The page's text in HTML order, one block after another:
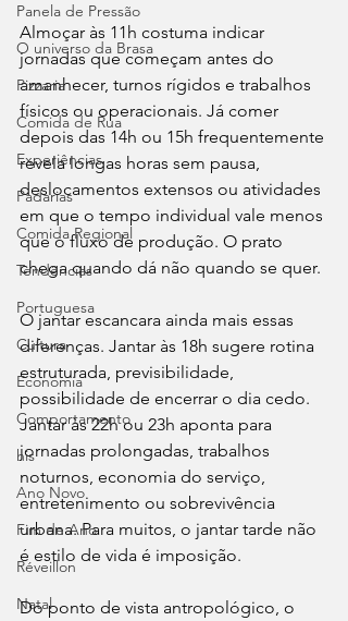
Panela de Pressão
O universo da Brasa
Pizzaria
Comida de Rua
Experiências
Padarias
Comida Regional
Tendências
Portuguesa
Cultura
Economia
Comportamento
his
Ano Novo
Fim de Ano
Réveillon
Natal
Almoçar às 11h costuma indicar
jornadas que começam antes do
amanhecer, turnos rígidos e trabalhos
físicos ou operacionais. Já comer
depois das 14h ou 15h frequentemente
revela longas horas sem pausa,
deslocamentos extensos ou atividades
em que o tempo individual vale menos
que o fluxo de produção. O prato
chega quando dá não quando se quer.
O jantar escancara ainda mais essas
diferenças. Jantar às 18h sugere rotina
estruturada, previsibilidade,
possibilidade de encerrar o dia cedo.
Jantar às 22h ou 23h aponta para
jornadas prolongadas, trabalhos
noturnos, economia do serviço,
entretenimento ou sobrevivência
urbana. Para muitos, o jantar tarde não
é estilo de vida é imposição.
Do ponto de vista antropológico, o